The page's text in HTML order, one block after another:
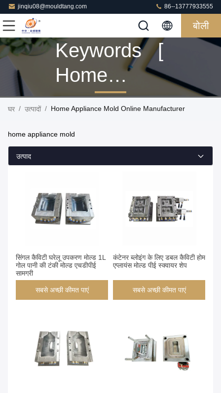
jinqiu08@mouldtang.com 86--13777933555
बोली
Keywords [
Home
Appliance
Match 10
घर / उत्पादों / Home Appliance Mold Online Manufacturer
home appliance mold
उत्पाद
सिंगल कैविटी घरेलू उपकरण मोल्ड 1L
गोल पानी की टंकी मोल्ड एचडीपीई
सामग्री
सबसे अच्छी कीमत पाएं
कंटेनर ब्लोइंग के लिए डबल कैविटी होम
एप्लायंस मोल्ड पीई स्क्वायर शेप
सबसे अच्छी कीमत पाएं